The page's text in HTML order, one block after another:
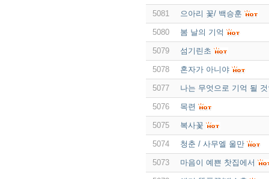
5081 으아리 꽃/ 백승훈
5080 봄 날의 기억
5079 섬기린초
5078 혼자가 아니야
5077 나는 무엇으로 기억 될
5076 목련
5075 복사꽃
5074 청춘 / 사무엘 울만
5073 마음이 예쁜 찻집에서